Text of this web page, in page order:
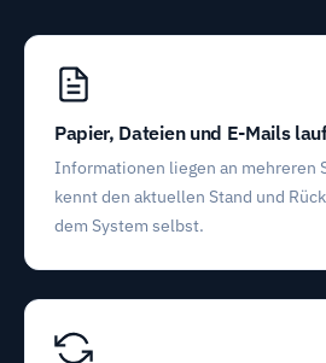
Papier, Dateien und E-Mails
Informationen liegen an mehreren
kennt den aktuellen Stand und
dem System selbst.